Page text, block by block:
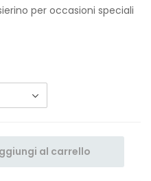
per occasioni speciali
al carrello